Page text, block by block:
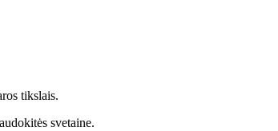
tikslais.
svetaine.